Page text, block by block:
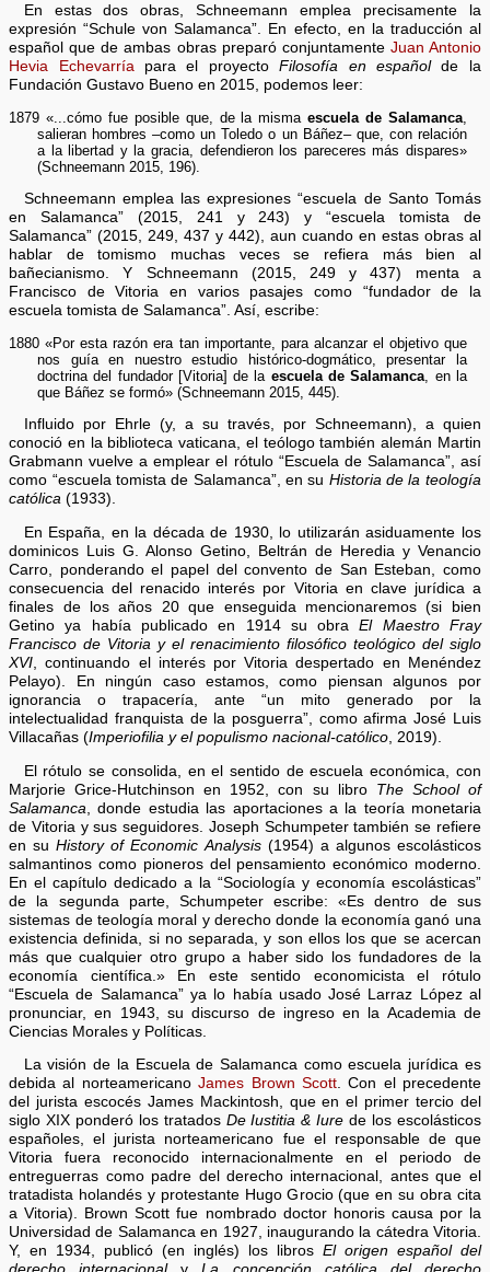
En estas dos obras, Schneemann emplea precisamente la
expresión “Schule von Salamanca”. En efecto, en la traducción al
español que de ambas obras preparó conjuntamente Juan Antonio
Hevia Echevarría para el proyectoFilosofía en españolde la
Fundación Gustavo Bueno en 2015, podemos leer:
1879 «...cómo fue posible que, de la mismaescuela de Salamanca,
salieran hombres –como un Toledo o un Báñez– que, con relación
a la libertad y la gracia, defendieron los pareceres más dispares»
(Schneemann 2015, 196).
Schneemann emplea las expresiones “escuela de Santo Tomás
en Salamanca” (2015, 241 y 243) y “escuela tomista de
Salamanca” (2015, 249, 437 y 442), aun cuando en estas obras al
hablar de tomismo muchas veces se refiera más bien al
bañecianismo. Y Schneemann (2015, 249 y 437) menta a
Francisco de Vitoria en varios pasajes como “fundador de la
escuela tomista de Salamanca”. Así, escribe:
1880 «Por esta razón era tan importante, para alcanzar el objetivo que
nos guía en nuestro estudio histórico-dogmático, presentar la
doctrina del fundador [Vitoria] de la escuela de Salamanca , en la
que Báñez se formó» (Schneemann 2015, 445).
Influido por Ehrle (y, a su través, por Schneemann), a quien
conoció en la biblioteca vaticana, el teólogo también alemán Martin
Grabmann vuelve a emplear el rótulo “Escuela de Salamanca”, así
como “escuela tomista de Salamanca”, en su Historia de la teología
católica (1933).
En España, en la década de 1930, lo utilizarán asiduamente los
dominicos Luis G. Alonso Getino, Beltrán de Heredia y Venancio
Carro, ponderando el papel del convento de San Esteban, como
consecuencia del renacido interés por Vitoria en clave jurídica a
finales de los años 20 que enseguida mencionaremos (si bien
Getino ya había publicado en 1914 su obraEl Maestro Fray
Francisco de Vitoria y el renacimiento filosófico teológico del siglo
XVI , continuando el interés por Vitoria despertado en Menéndez
Pelayo). En ningún caso estamos, como piensan algunos por
ignorancia o trapacería, ante “un mito generado por la
intelectualidad franquista de la posguerra”, como afirma José Luis
Villacañas (Imperiofilia y el populismo nacional-católico , 2019).
El rótulo se consolida, en el sentido de escuela económica, con
Marjorie Grice-Hutchinson en 1952, con su libro The School of
Salamanca , donde estudia las aportaciones a la teoría monetaria
de Vitoria y sus seguidores. Joseph Schumpeter también se refiere
en suHistory of Economic Analysis (1954) a algunos escolásticos
salmantinos como pioneros del pensamiento económico moderno.
En el capítulo dedicado a la “Sociología y economía escolásticas”
de la segunda parte, Schumpeter escribe: «Es dentro de sus
sistemas de teología moral y derecho donde la economía ganó una
existencia definida, si no separada, y son ellos los que se acercan
más que cualquier otro grupo a haber sido los fundadores de la
economía científica.» En este sentido economicista el rótulo
“Escuela de Salamanca” ya lo había usado José Larraz López al
pronunciar, en 1943, su discurso de ingreso en la Academia de
Ciencias Morales y Políticas.
La visión de la Escuela de Salamanca como escuela jurídica es
debida al norteamericanoJames Brown Scott. Con el precedente
del jurista escocés James Mackintosh, que en el primer tercio del
siglo XIX ponderó los tratados De Iustitia & Iurede los escolásticos
españoles, el jurista norteamericano fue el responsable de que
Vitoria fuera reconocido internacionalmente en el periodo de
entreguerras como padre del derecho internacional, antes que el
tratadista holandés y protestante Hugo Grocio (que en su obra cita
a Vitoria). Brown Scott fue nombrado doctor honoris causa por la
Universidad de Salamanca en 1927, inaugurando la cátedra Vitoria.
Y, en 1934, publicó (en inglés) los libros El origen español del